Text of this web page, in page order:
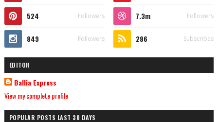
524 Followers 7.3m Followers
849 Followers 286 Subscribes
EDITOR
Ballia Express
View my complete profile
POPULAR POSTS LAST 30 DAYS